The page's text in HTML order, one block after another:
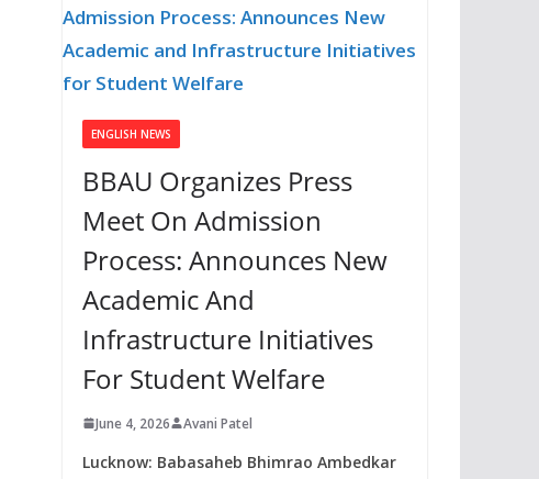
ENGLISH NEWS
BBAU Organizes Press
Meet On Admission
Process: Announces New
Academic And
Infrastructure Initiatives
For Student Welfare
June 4, 2026 Avani Patel
Lucknow: Babasaheb Bhimrao Ambedkar